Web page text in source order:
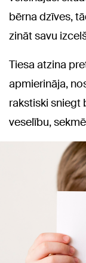
bērna dzīves,
zināt savu
Tiesa atzina
apmierināja,
rakstiski sniegt
veselību,